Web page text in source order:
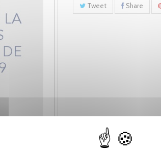
Tweet Share